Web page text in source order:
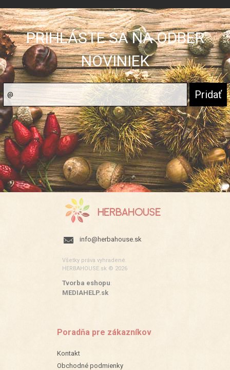
PRIHLÁSTE SA NA ODBER
NOVINIEK
info@herbahouse.sk
Všetky práva vyhradené.
HERBAHOUSE.sk © 2026
Tvorba eshopu:
MEDIAHELP.sk
Poradňa pre zákazníkov
Kontakt
Obchodné podmienky